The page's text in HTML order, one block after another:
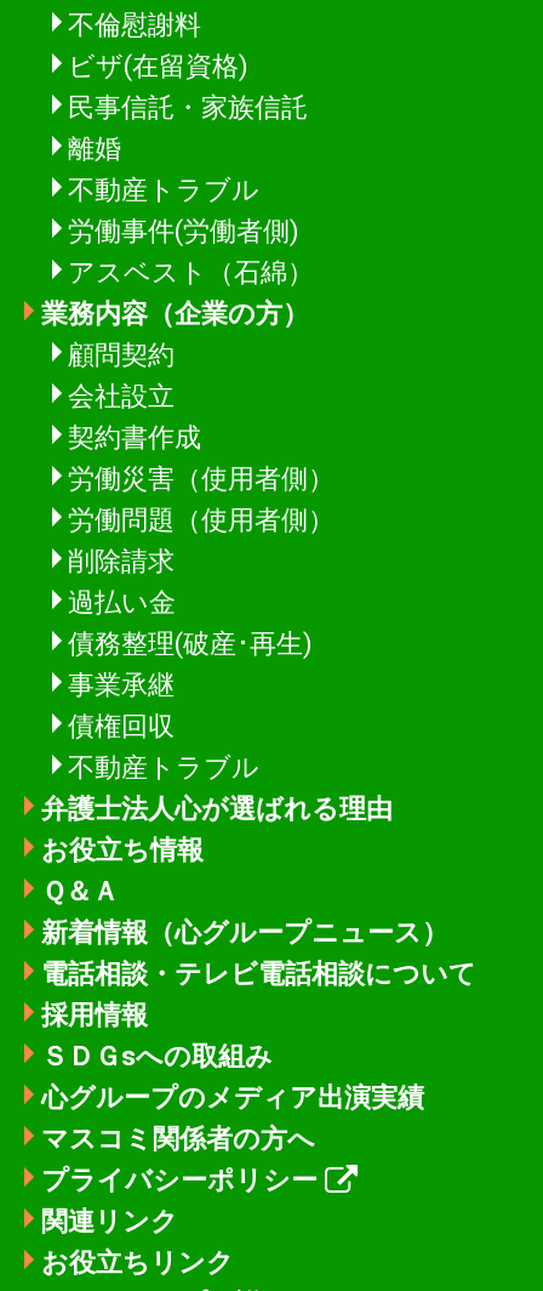
不倫慰謝料
ビザ(在留資格)
民事信託・家族信託
離婚
不動産トラブル
労働事件(労働者側)
アスベスト（石綿）
業務内容（企業の方）
顧問契約
会社設立
契約書作成
労働災害（使用者側）
労働問題（使用者側）
削除請求
過払い金
債務整理(破産･再生)
事業承継
債権回収
不動産トラブル
弁護士法人心が選ばれる理由
お役立ち情報
Ｑ＆Ａ
新着情報 （心グループニュース）
電話相談・テレビ電話相談について
採用情報
ＳＤＧsへの取組み
心グループのメディア出演実績
マスコミ関係者の方へ
プライバシーポリシー
関連リンク
お役立ちリンク